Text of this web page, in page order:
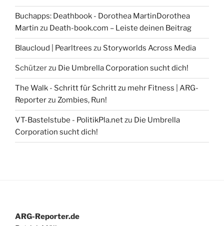
Buchapps: Deathbook - Dorothea MartinDorothea
Martin zu Death-book.com – Leiste deinen Beitrag
Blaucloud | Pearltrees zu Storyworlds Across Media
Schützerzu Die Umbrella Corporation sucht dich!
The Walk - Schritt für Schritt zu mehr Fitness | ARG-
Reporterzu Zombies, Run!
VT-Bastelstube - PolitikPla.netzu Die Umbrella
Corporation sucht dich!
ARG-Reporter.de